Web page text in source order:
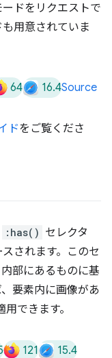
ドをリクエストで
用意されていま
64 16.4Source
ドをご覧くださ
:has() セレクタ
されます。このセ
部にあるものに基
要素内に画像があ
できます。
121 15.4